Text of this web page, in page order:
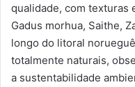
qualidade, com texturas
Gadus morhua, Saithe,
longo do litoral
totalmente naturais,
a sustentabilidade